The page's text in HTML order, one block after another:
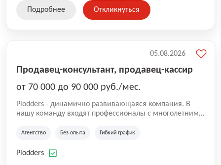
Подробнее Откликнуться
Продавец-консультант, продавец-кассир
от 70 000 до 90 000 руб./мес.
Plodders - динамично развивающаяся компания. В
нашу команду входят профессионалы с многолетним
на рынке аутсорсинга, а накопленный опыт позволяют
оказываемых услуг.
Агентство Без опыта Гибкий график
Plodders
05.08.2026